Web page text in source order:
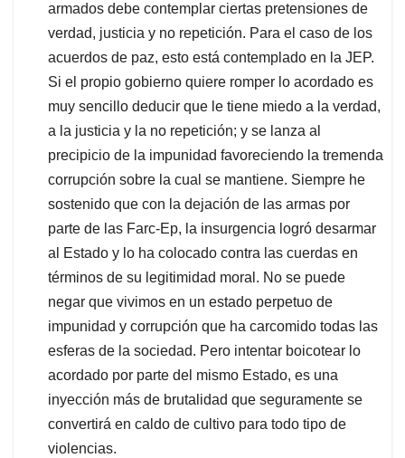
armados debe contemplar ciertas pretensiones de
verdad, justicia y no repetición. Para el caso de los
acuerdos de paz, esto está contemplado en la JEP.
Si el propio gobierno quiere romper lo acordado es
muy sencillo deducir que le tiene miedo a la verdad,
a la justicia y la no repetición; y se lanza al
precipicio de la impunidad favoreciendo la tremenda
corrupción sobre la cual se mantiene. Siempre he
sostenido que con la dejación de las armas por
parte de las Farc-Ep, la insurgencia logró desarmar
al Estado y lo ha colocado contra las cuerdas en
términos de su legitimidad moral. No se puede
negar que vivimos en un estado perpetuo de
impunidad y corrupción que ha carcomido todas las
esferas de la sociedad. Pero intentar boicotear lo
acordado por parte del mismo Estado, es una
inyección más de brutalidad que seguramente se
convertirá en caldo de cultivo para todo tipo de
violencias.